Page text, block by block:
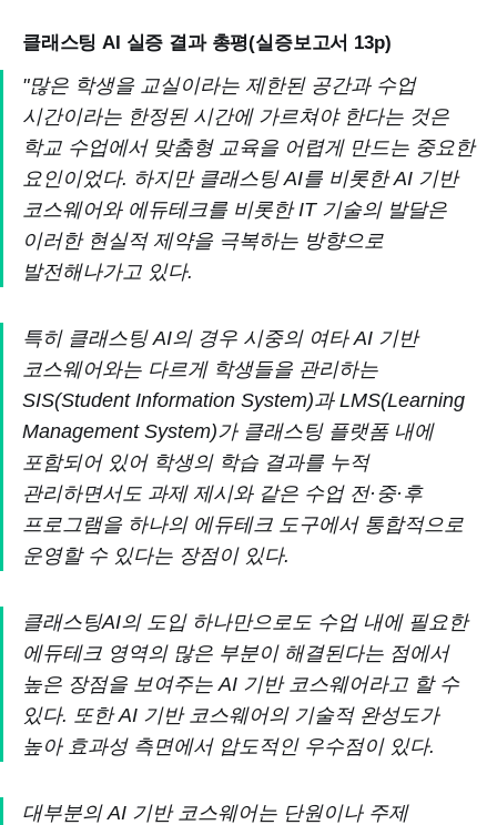
클래스팅 AI 실증 결과 총평(실증보고서 13p)
"많은 학생을 교실이라는 제한된 공간과 수업
시간이라는 한정된 시간에 가르쳐야 한다는 것은
학교 수업에서 맞춤형 교육을 어렵게 만드는 중요한
요인이었다. 하지만 클래스팅 AI를 비롯한 AI 기반
코스웨어와 에듀테크를 비롯한 IT 기술의 발달은
이러한 현실적 제약을 극복하는 방향으로
발전해나가고 있다.
특히 클래스팅 AI의 경우 시중의 여타 AI 기반
코스웨어와는 다르게 학생들을 관리하는
SIS(Student Information System)과 LMS(Learning
Management System)가 클래스팅 플랫폼 내에
포함되어 있어 학생의 학습 결과를 누적
관리하면서도 과제 제시와 같은 수업 전·중·후
프로그램을 하나의 에듀테크 도구에서 통합적으로
운영할 수 있다는 장점이 있다.
클래스팅AI의 도입 하나만으로도 수업 내에 필요한
에듀테크 영역의 많은 부분이 해결된다는 점에서
높은 장점을 보여주는 AI 기반 코스웨어라고 할 수
있다. 또한 AI 기반 코스웨어의 기술적 완성도가
높아 효과성 측면에서 압도적인 우수점이 있다.
대부분의 AI 기반 코스웨어는 단원이나 주제